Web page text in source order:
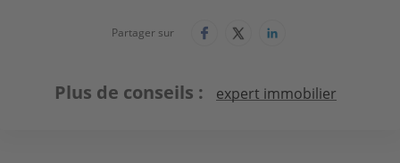
Partager sur
Plus de conseils expert immobilier